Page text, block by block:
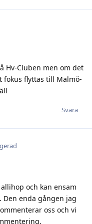
Hv-Cluben men om det
flyttas till Malmö-
Svara
och kan ensam
enda gången jag
oss och vi